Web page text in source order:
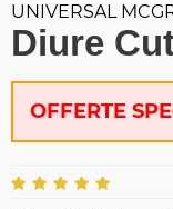
UNIVERSAL
Diure
OFFERTE